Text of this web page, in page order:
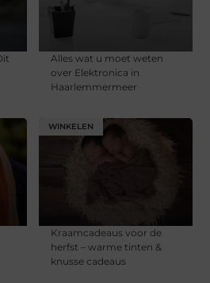
Alles wat u moet weten
over Elektronica in
Haarlemmermeer
WINKELEN
Kraamcadeaus voor de
herfst – warme tinten &
knusse cadeaus